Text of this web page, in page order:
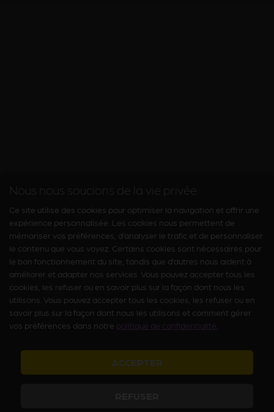
Nous nous soucions de la vie privée
Ce site utilise des cookies pour optimiser la navigation et offrir une
expérience personnalisée. Les cookies nous permettent de
mémoriser vos préférences, d’analyser le trafic et de personnaliser
le contenu que vous voyez. Certains cookies sont nécessaires pour
le bon fonctionnement du site, tandis que d’autres nous aident à
améliorer et adapter nos services. Vous pouvez accepter tous les
cookies, les refuser ou en savoir plus sur la façon dont nous les
utilisons. Vous pouvez accepter tous les cookies, les refuser ou en
savoir plus sur la façon dont nous les utilisons et comment gérer
vos préférences dans notre politique de confidentialité.
ACCEPTER